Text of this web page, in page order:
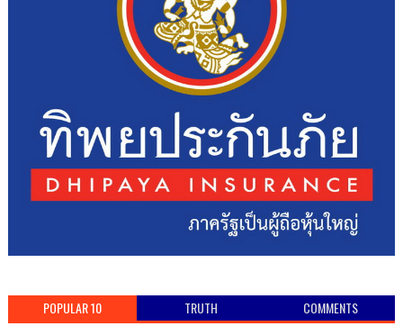
POPULAR 10 TRUTH COMMENTS